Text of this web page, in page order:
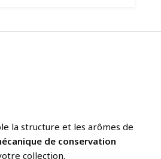
la structure et les arômes de
de conservation
collection.